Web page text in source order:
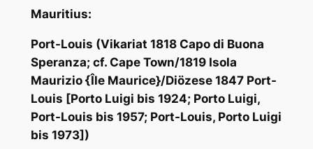
Mauritius:
Port-Louis (Vikariat 1818 Capo di Buona
Speranza; cf. Cape Town/1819 Isola
Maurizio {Île Maurice}/Diözese 1847 Port-
Louis [Porto Luigi bis 1924; Porto Luigi,
Port-Louis bis 1957; Port-Louis, Porto Luigi
bis 1973])